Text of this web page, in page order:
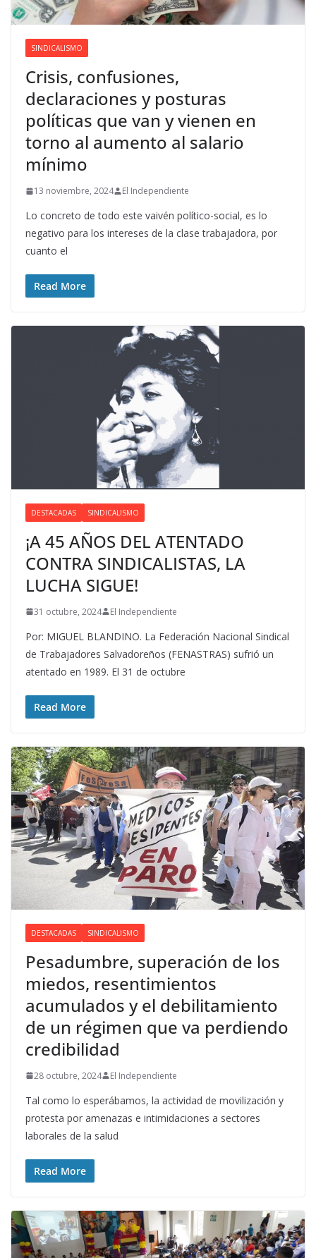
SINDICALISMO
Crisis, confusiones,
declaraciones y posturas
políticas que van y vienen en
torno al aumento al salario
mínimo
13 noviembre, 2024 El Independiente
Lo concreto de todo este vaivén político-social, es lo
negativo para los intereses de la clase trabajadora, por
cuanto el
Read More
DESTACADAS SINDICALISMO
¡A 45 AÑOS DEL ATENTADO
CONTRA SINDICALISTAS, LA
LUCHA SIGUE!
31 octubre, 2024 El Independiente
Por: MIGUEL BLANDINO. La Federación Nacional Sindical
de Trabajadores Salvadoreños (FENASTRAS) sufrió un
atentado en 1989. El 31 de octubre
Read More
DESTACADAS SINDICALISMO
Pesadumbre, superación de los
miedos, resentimientos
acumulados y el debilitamiento
de un régimen que va perdiendo
credibilidad
28 octubre, 2024 El Independiente
Tal como lo esperábamos, la actividad de movilización y
protesta por amenazas e intimidaciones a sectores
laborales de la salud
Read More